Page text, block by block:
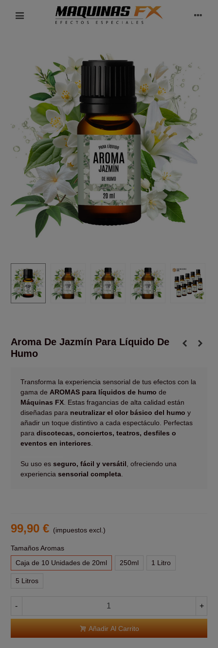
Aroma De Jazmín Para Líquido De
Humo
Transforma la experiencia sensorial de tus efectos con la
gama de AROMAS para líquidos de humo de
Máquinas FX. Estas fragancias de alta calidad están
diseñadas para neutralizar el olor básico del humo y
añadir un toque distintivo a cada espectáculo. Perfectas
para discotecas, conciertos, teatros, desfiles o
eventos en interiores
Su uso es seguro, fácil y versátil , ofreciendo una
experiencia sensorial completa.
99,90 € (impuestos excl.)
Tamaños Aromas
Caja de 10 Unidades de 20ml
250ml 1 Litro
5 Litros
- +
Añadir Al Carrito